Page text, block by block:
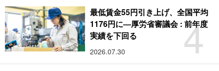
4
最低賃金55円引き上げ、全国平均
1176円に―厚労省審議会 : 前年度
実績を下回る
2026.07.30